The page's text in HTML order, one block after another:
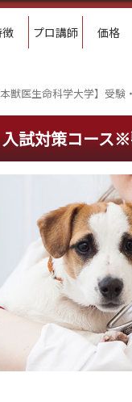
プロ講師 価格
本獣医生命科学大学】受
入試対策コース